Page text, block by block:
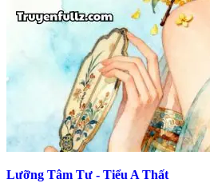
Lưỡng Tâm Tư - Tiểu A Thất